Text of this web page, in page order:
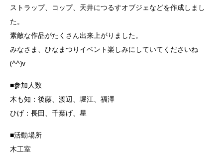
ストラップ、コップ、天井につるすオブジェなどを作成しまし
た。
素敵な作品がたくさん出来上がりました。
みなさま、ひなまつりイベント楽しみにしていてくださいね
(^^)v
■参加人数
木も知：後藤、渡辺、堀江、福澤
ひげ：長田、千葉げ、星
■活動場所
木工室